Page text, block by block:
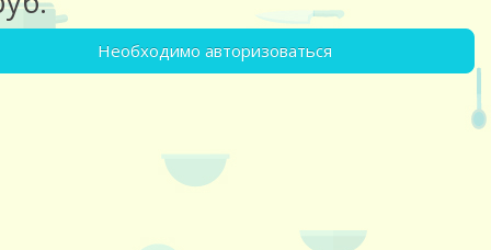
Необходимо авторизоваться